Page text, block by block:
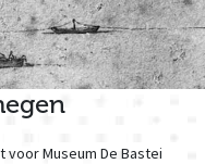
Museum De Bastei